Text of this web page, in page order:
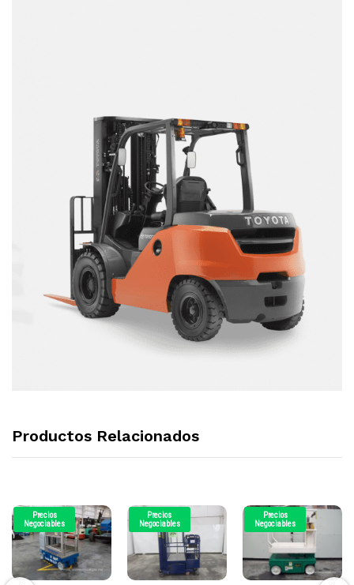
Productos Relacionados
Precios
Negociables
Precios
Negociables
Precios
Negociables